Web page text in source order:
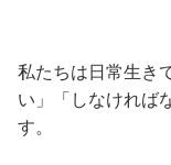
私たちは日常生き
い」「しなければ
す。